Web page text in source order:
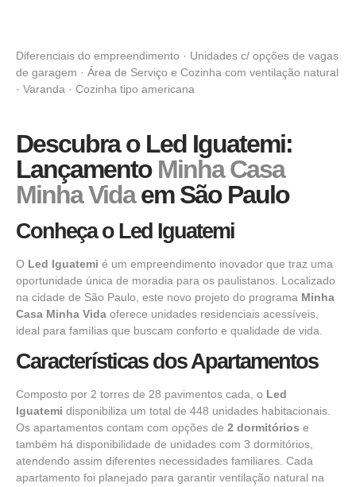
Diferenciais do empreendimento · Unidades c/ opções de vagas
de garagem · Área de Serviço e Cozinha com ventilação natural
· Varanda · Cozinha tipo americana
Descubra o Led Iguatemi:
Lançamento Minha Casa
Minha Vidaem São Paulo
Conheça o Led Iguatemi
O Led Iguatemi é um empreendimento inovador que traz uma
oportunidade única de moradia para os paulistanos. Localizado
na cidade de São Paulo, este novo projeto do programa Minha
Casa Minha Vida oferece unidades residenciais acessíveis,
ideal para famílias que buscam conforto e qualidade de vida.
Características dos Apartamentos
Composto por 2 torres de 28 pavimentos cada, o Led
Iguatemi disponibiliza um total de 448 unidades habitacionais.
Os apartamentos contam com opções de 2 dormitórios e
também há disponibilidade de unidades com 3 dormitórios,
atendendo assim diferentes necessidades familiares. Cada
apartamento foi planejado para garantir ventilação natural na